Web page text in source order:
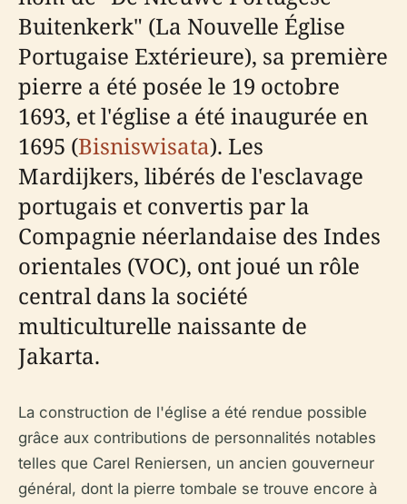
Buitenkerk" (La Nouvelle Église
Portugaise Extérieure), sa première
pierre a été posée le 19 octobre
1693, et l'église a été inaugurée en
1695 (Bisniswisata). Les
Mardijkers, libérés de l'esclavage
portugais et convertis par la
Compagnie néerlandaise des Indes
orientales (VOC), ont joué un rôle
central dans la société
multiculturelle naissante de
Jakarta.
La construction de l'église a été rendue possible
grâce aux contributions de personnalités notables
telles que Carel Reniersen, un ancien gouverneur
général, dont la pierre tombale se trouve encore à